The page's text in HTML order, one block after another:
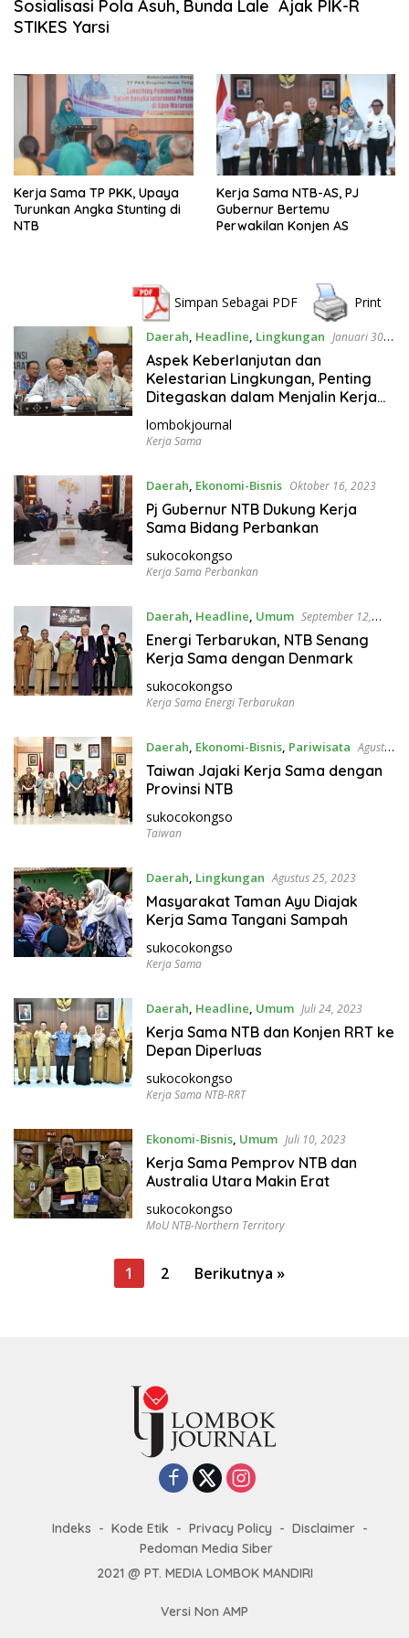
Sosialisasi Pola Asuh, Bunda Lale Ajak PIK-R
STIKES Yarsi
Kerja Sama TP PKK, Upaya
Turunkan Angka Stunting di
NTB
Kerja Sama NTB-AS, PJ
Gubernur Bertemu
Perwakilan Konjen AS
Simpan Sebagai PDF Print
Daerah Headline Lingkungan Januari 30,
2024
Aspek Keberlanjutan dan
Kelestarian Lingkungan, Penting
Ditegaskan dalam Menjalin Kerja
lombokjournal
Kerja Sama
Daerah Ekonomi-Bisnis Oktober 16, 2023
Pj Gubernur NTB Dukung Kerja
Sama Bidang Perbankan
sukocokongso
Kerja Sama Perbankan
Daerah Headline Umum September 12,
2023
Energi Terbarukan, NTB Senang
Kerja Sama dengan Denmark
sukocokongso
Kerja Sama Energi Terbarukan
Daerah Ekonomi-Bisnis, Pariwisata Agustus
28, 2023
Taiwan Jajaki Kerja Sama dengan
Provinsi NTB
sukocokongso
Taiwan
Daerah Lingkungan Agustus 25, 2023
Masyarakat Taman Ayu Diajak
Kerja Sama Tangani Sampah
sukocokongso
Kerja Sama
Daerah Headline Umum Juli 24, 2023
Kerja Sama NTB dan Konjen RRT ke
Depan Diperluas
sukocokongso
Kerja Sama NTB-RRT
Ekonomi-Bisnis, Umum Juli 10, 2023
Kerja Sama Pemprov NTB dan
Australia Utara Makin Erat
sukocokongso
MoU NTB-Northern Territory
1 2 Berikutnya »
Indeks Kode Etik Privacy Policy
Disclaimer
Pedoman Media Siber
2021 @ PT. MEDIA LOMBOK MANDIRI
Versi Non AMP